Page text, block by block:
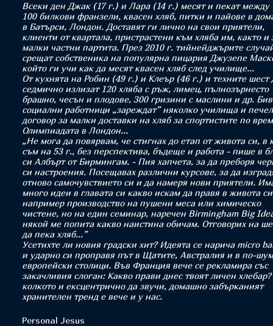
Всеки ден Джак (17 г.) и Лара (14 г.) месят и пекат между
100 билкови франзели, квасен хляб, питки и пайове в
в Батърси, Лондон. Доставят ги лично на свои приятели,
клиенти от квартала, пристрастени към хляба им, както и
малки частни партита. През 2010 г. тийнейджърите
срещат собственика на популярна пицария Джузепе
който ги учи как да месят квасен хляб след училище...
От кухнята на Робин (49 г.) и Клеър (46 г.) и техните шест
седмично излизат 120 хляба с ръж, лимец, пълнозърнесто
брашно, чесън и плодове, 300 гризини с маслини и др.
социални работници „зареждат” няколко училища и
договор за малки доставки на хляб за спортистите по
Олимпиадата в Лондон...
„Не мога да повярвам, че стигнах до етап от живота си, в
съм на 53 г., без перспектива, бъдеще и работа - пише в
си Албърт от Бирмингам. - Пия хапчета, за да преборя
си настроения. Посещавах различни курсове, за да
отново самочувствието си и да намеря нови приятели.
много идеи в главата си какво искам да правя в живота
например производство на пушени меса или химическо
чистене, но на един семинар, наречен Birmingham Big
някой ме попита какво наистина обичам. Отговорих на
да пека хляб...”
Усетихте ли новия градски хит? Идеята се нарича micro
и ударно си проправя път в Щатите, Австралия и в по-
европейски столици. Във Франция вече се рекламира със
закачливия слоган: Какво прави днес твоят личен
колкото и ексцентрично да звучи, домашно забърканият
хранителен тренд е вече и у нас.
Personal Jesus